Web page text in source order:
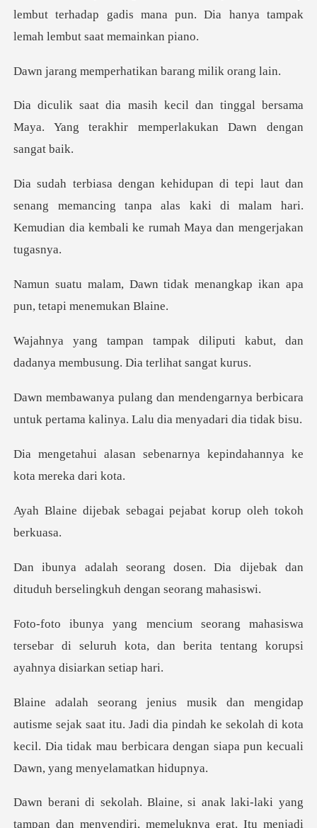
lembut terhadap gadis mana pun. Dia ha
rhatikan barang m
tinggal bersama
Maya. Yang terakhir m
enang memancing tanpa alas kaki di malam hari.
Kemudia
dak menangkap ikan apa
pun
iputi kabut, dan
dadanya membus
nya berbicara
untuk pertama kalinya.
benarnya kepindahannya k
ebagai pejabat korup
Dia dijebak dan
dituduh berseli
swa
tersebar di seluruh kota, dan berita ten
itu. Jadi dia pindah ke sekolah di kota
kecil. Dia tidak mau berb
aki yang
tampan dan menyendiri, memeluknya era